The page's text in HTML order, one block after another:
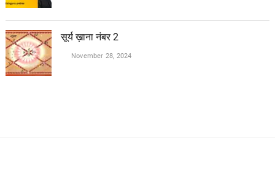
सूर्य ख़ाना नंबर 2
November 28, 2024